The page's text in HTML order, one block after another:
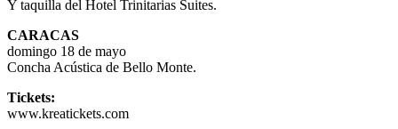
Y taquilla del Hotel Trinitarias Suites.
CARACAS
domingo 18 de mayo
Concha Acústica de Bello Monte.
Tickets:
www.kreatickets.com